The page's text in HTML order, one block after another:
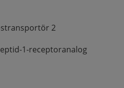
2
1-receptoranalog